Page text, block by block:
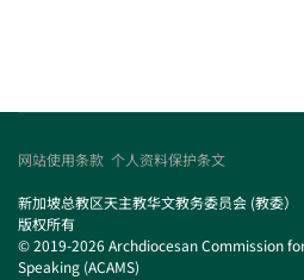
网站使用条款 个人资料保护条文
新加坡总教区天主教华文教务委员会 (教委）
版权所有
© 2019-2026 Archdiocesan Commission
Speaking (ACAMS)